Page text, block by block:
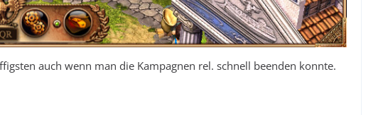
auch wenn man die Kampagnen rel. schnell beenden konnte.